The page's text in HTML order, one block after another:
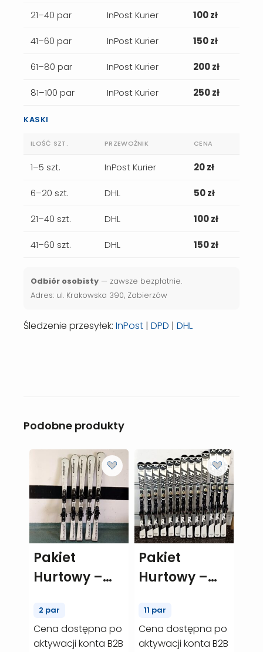
21–40 par InPost Kurier 100 zł
41–60 par InPost Kurier 150 zł
61–80 par InPost Kurier 200 zł
81–100 par InPost Kurier 250 zł
KASKI
ILOŚĆ SZT. PRZEWOŹNIK CENA
1–5 szt. InPost Kurier 20 zł
6–20 szt. DHL 50 zł
21–40 szt. DHL 100 zł
41–60 szt. DHL 150 zł
Odbiór osobisty — zawsze bezpłatnie.
Adres: ul. Krakowska 390, Zabierzów
Śledzenie przesyłek: InPost | DPD | DHL
Podobne produkty
Pakiet
Hurtowy –
w – 2 szt.
(P00317)
2 par
Cena dostępna po
aktywacji konta B2B
Pakiet
Hurtowy –
React rt – 11
szt. (P00453)
11 par
Cena dostępna po
aktywacji konta B2B